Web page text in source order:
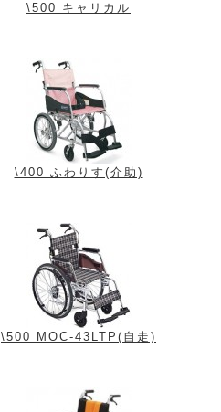
\500 キャリカル
\400 ふわりす(介助)
\500 MOC-43LTP(自走)